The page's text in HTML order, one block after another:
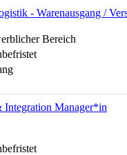
- Warenausgang /
Bereich
Manager*in